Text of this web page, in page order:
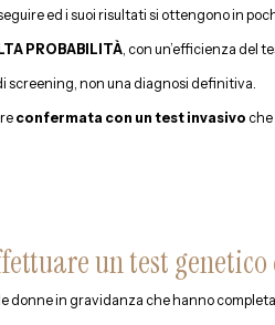
ed i suoi risultati si ottengono in
PROBABILITÀ, con un’efficienza del
screening, non una diagnosi definitiva.
confermata con un test invasivo
un test
donne in gravidanza che hanno